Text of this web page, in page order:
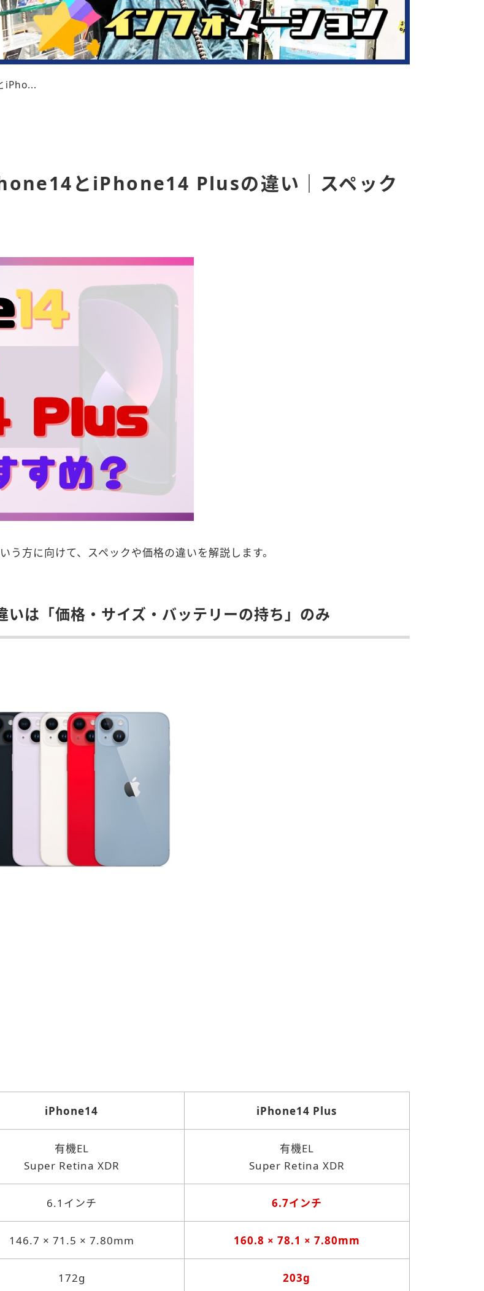
iPho...
とiPhone14 Plusの違い｜スペック
う方に向けて、スペックや価格の違いを解説します。
は「価格・サイズ・バッテリーの持ち」のみ
iPhone14 iPhone14 Plus
有機EL
Super Retina XDR
有機EL
Super Retina XDR
6.1インチ 6.7インチ
146.7 × 71.5 × 7.80mm 160.8 × 78.1 × 7.80mm
172g 203g